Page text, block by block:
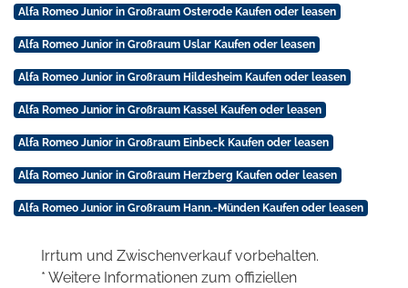
Alfa Romeo Junior in Großraum Osterode Kaufen oder leasen
Alfa Romeo Junior in Großraum Uslar Kaufen oder leasen
Alfa Romeo Junior in Großraum Hildesheim Kaufen oder leasen
Alfa Romeo Junior in Großraum Kassel Kaufen oder leasen
Alfa Romeo Junior in Großraum Einbeck Kaufen oder leasen
Alfa Romeo Junior in Großraum Herzberg Kaufen oder leasen
Alfa Romeo Junior in Großraum Hann.-Münden Kaufen oder leasen
Irrtum und Zwischenverkauf vorbehalten.
* Weitere Informationen zum offiziellen